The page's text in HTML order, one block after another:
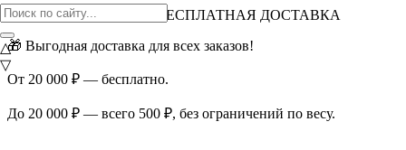
ВНИМАНИЕ АКЦИЯ!
БЕСПЛАТНАЯ ДОСТАВКА
🎁 Выгодная доставка для всех заказов!
От 20 000 ₽ — бесплатно.
До 20 000 ₽ — всего 500 ₽, без ограничений по весу.
△
▽